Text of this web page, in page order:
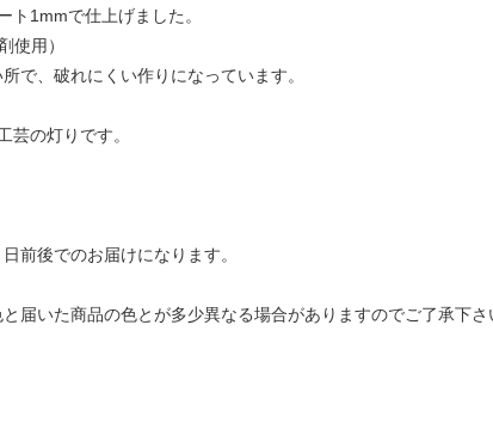
1mmで仕上げました。
用）
で、破れにくい作りになっています。
の灯りです。
前後でのお届けになります。
届いた商品の色とが多少異なる場合がありますのでご了承下さ